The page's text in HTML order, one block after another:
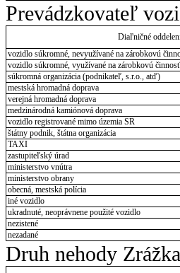
Prevádzkovateľ
Diaľničné
vozidlo súkromné, nevyužívané na zárobkovú
vozidlo súkromné, využívané na zárobkovú činnosť
súkromná organizácia (podnikateľ, s.r.o., atď)
mestská hromadná doprava
verejná hromadná doprava
medzinárodná kamiónová doprava
vozidlo registrované mimo územia SR
štátny podnik, štátna organizácia
TAXI
zastupiteľský úrad
ministerstvo vnútra
ministerstvo obrany
obecná, mestská polícia
iné vozidlo
ukradnuté, neoprávnene použité vozidlo
nezistené
nezadané
Druh nehody Zrážka